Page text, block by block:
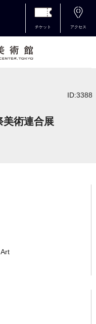
チケット アクセス
ID:3388
美術連合展